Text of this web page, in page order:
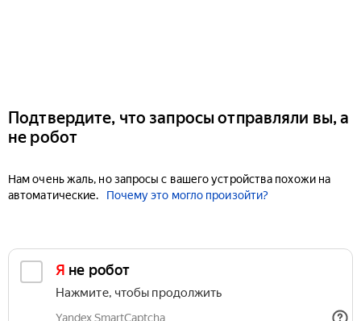
Подтвердите, что запросы отправляли вы, а
не робот
Нам очень жаль, но запросы с вашего устройства похожи на
автоматические.
Почему это могло произойти?
Я не робот
Нажмите, чтобы продолжить
Yandex SmartCaptcha